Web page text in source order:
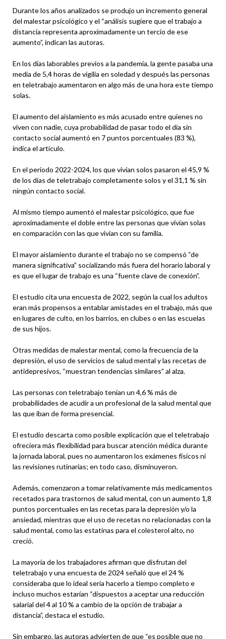
Durante los años analizados se produjo un incremento general
del malestar psicológico y el “análisis sugiere que el trabajo a
distancia representa aproximadamente un tercio de ese
aumento”, indican las autoras.
En los días laborables previos a la pandemia, la gente pasaba una
media de 5,4 horas de vigilia en soledad y después las personas
en teletrabajo aumentaron en algo más de una hora este tiempo
solas.
El aumento del aislamiento es más acusado entre quienes no
viven con nadie, cuya probabilidad de pasar todo el día sin
contacto social aumentó en 7 puntos porcentuales (83 %),
indica el artículo.
En el periodo 2022-2024, los que vivían solos pasaron el 45,9 %
de los días de teletrabajo completamente solos y el 31,1 % sin
ningún contacto social.
Al mismo tiempo aumentó el malestar psicológico, que fue
aproximadamente el doble entre las personas que vivían solas
en comparación con las que vivían con su familia.
El mayor aislamiento durante el trabajo no se compensó “de
manera significativa” socializando más fuera del horario laboral y
es que el lugar de trabajo es una “fuente clave de conexión”.
El estudio cita una encuesta de 2022, según la cual los adultos
eran más propensos a entablar amistades en el trabajo, más que
en lugares de culto, en los barrios, en clubes o en las escuelas
de sus hijos.
Otras medidas de malestar mental, como la frecuencia de la
depresión, el uso de servicios de salud mental y las recetas de
antidepresivos, “muestran tendencias similares” al alza.
Las personas con teletrabajo tenían un 4,6 % más de
probabilidades de acudir a un profesional de la salud mental que
las que iban de forma presencial.
El estudio descarta como posible explicación que el teletrabajo
ofreciera más flexibilidad para buscar atención médica durante
la jornada laboral, pues no aumentaron los exámenes físicos ni
las revisiones rutinarias; en todo caso, disminuyeron.
Además, comenzaron a tomar relativamente más medicamentos
recetados para trastornos de salud mental, con un aumento 1,8
puntos porcentuales en las recetas para la depresión y/o la
ansiedad, mientras que el uso de recetas no relacionadas con la
salud mental, como las estatinas para el colesterol alto, no
creció.
La mayoría de los trabajadores afirman que disfrutan del
teletrabajo y una encuesta de 2024 señaló que el 24 %
consideraba que lo ideal sería hacerlo a tiempo completo e
incluso muchos estarían “dispuestos a aceptar una reducción
salarial del 4 al 10 % a cambio de la opción de trabajar a
distancia”, destaca el estudio.
Sin embargo, las autoras advierten de que “es posible que no